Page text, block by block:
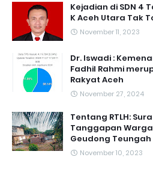
Kejadian di SDN 4
K Aceh Utara Tak
November 11, 2023
Dr. Iswadi :
Fadhil Rahmi
Rakyat Aceh
November 27, 2024
Tentang RTLH:
Tanggapan
Geudong Teungah
November 10, 2023